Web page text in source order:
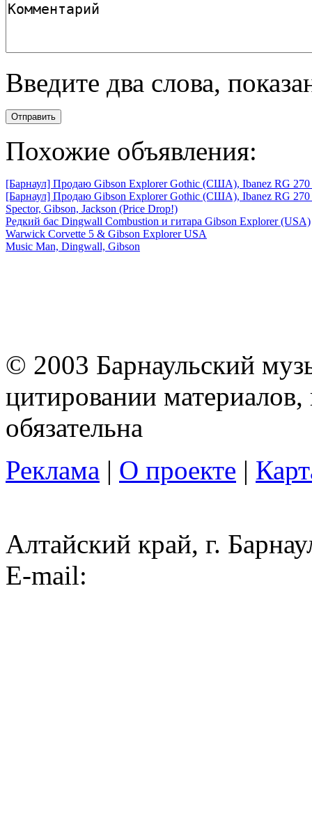
Введите два слова,
Отправить
Похожие объявления:
[Барнаул] Продаю Gibson Explorer Gothic (США), Ibanez RG
[Барнаул] Продаю Gibson Explorer Gothic (США), Ibanez RG
Spector, Gibson, Jackson (Price Drop!)
Редкий бас Dingwall Combustion и гитара Gibson Explorer (USA)
Warwick Corvette 5 & Gibson Explorer USA
Music Man, Dingwall, Gibson
© 2003 Барнаульский
цитировании
обязательна
Реклама | О проекте |
Алтайский край, г.
E-mail: